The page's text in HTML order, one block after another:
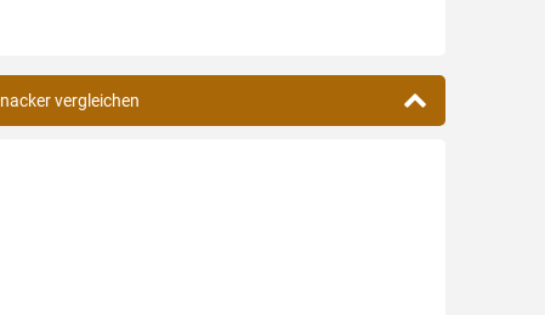
vergleichen